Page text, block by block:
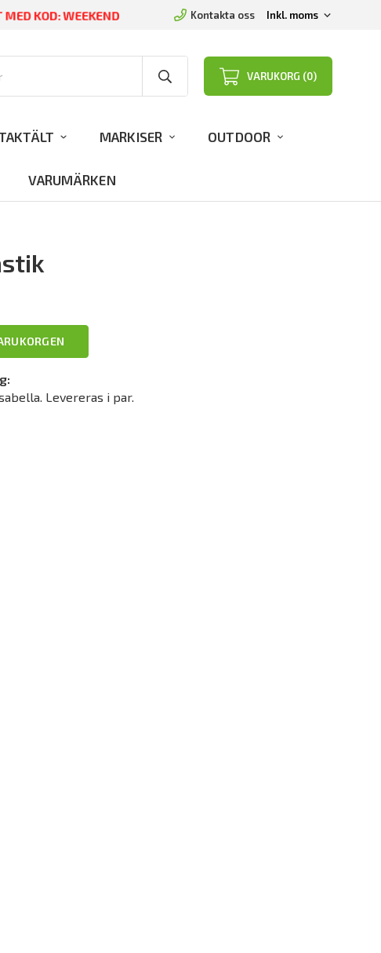
KOD: WEEKEND Kontakta oss
VARUKORG (0)
MARKISER OUTDOOR
VARUMÄRKEN
Levereras i par.